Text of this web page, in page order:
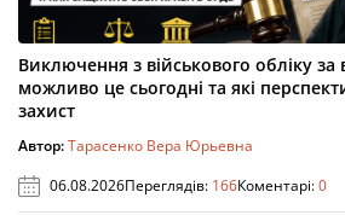
Виключення з військового обліку за
можливо це сьогодні та які
захист
Автор:Тарасенко Вера Юрьевна
06.08.2026Переглядів: 166Коментарі:0